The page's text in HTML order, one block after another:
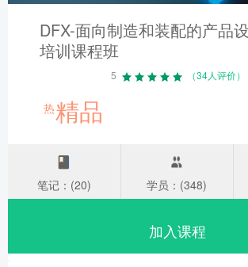
DFX-面向制造和装配的产品
培训课程班
5 （34人评价）
热精品
笔记：(20) 学员：(348)
加入课程